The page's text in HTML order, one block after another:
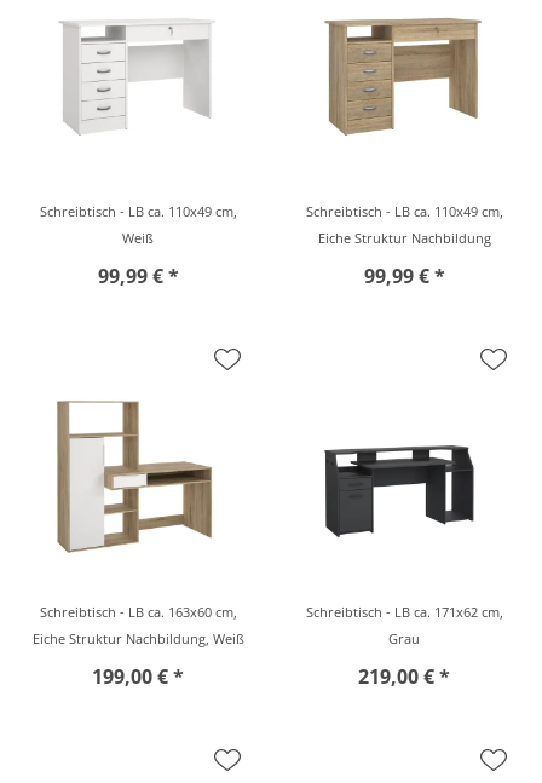
Schreibtisch - LB ca. 110x49 cm,
Weiß
99,99 € *
Schreibtisch - LB ca. 110x49 cm,
Eiche Struktur Nachbildung
99,99 € *
Schreibtisch - LB ca. 163x60 cm,
Eiche Struktur Nachbildung, Weiß
199,00 € *
Schreibtisch - LB ca. 171x62 cm,
Grau
219,00 € *